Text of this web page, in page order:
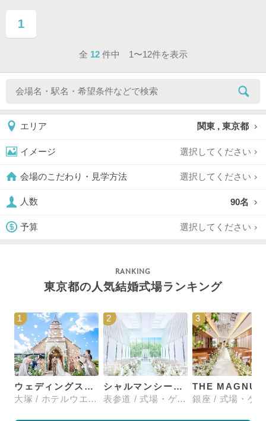
1
ページ目
全 12 件中 1〜12件を表示
エリア 関東 , 東京都
イメージ 選択してください
会場のこだわり・見学方法 選択してください
人数 90名
予算 選択してください
東京都の人気結婚式場ランキング
1
ウェディングスホテル・ベルクラシック東京
大塚 / ホテルウエディング
2
シャルマンシーナTOKYO
表参道 / 式場・ゲストハウス
3